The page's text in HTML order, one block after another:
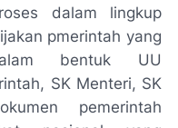
dalam lingkup
pmerintah yang
bentuk UU
SK Menteri, SK
pemerintah